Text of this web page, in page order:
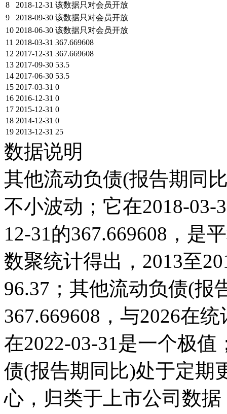
8
2018-12-31 该数据只对会员开放
9
2018-09-30 该数据只对会员开放
10 2018-06-30 该数据只对会员开放
11 2018-03-31 367.669608
12 2017-12-31 367.669608
13 2017-09-30 53.5
14 2017-06-30 53.5
15 2017-03-31 0
16 2016-12-31 0
17 2015-12-31 0
18 2014-12-31 0
19 2013-12-31 25
数据说明
其他流动负债(报告期同
不小波动；它在2018-03-
12-31的367.669608，是
数聚统计得出，2013至
96.37；其他流动负债(报
367.669608，与2026在
在2022-03-31是一个极
债(报告期同比)处于定期
心，归类于上市公司数